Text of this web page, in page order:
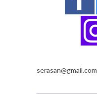
serasan@gmail.com